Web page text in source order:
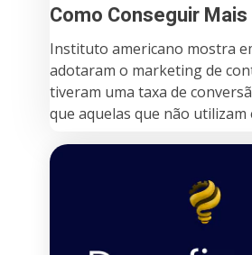
Como Conseguir
Instituto americano mostra
adotaram o marketing de
tiveram uma taxa de
que aquelas que não